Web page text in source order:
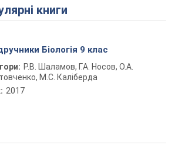
книги
Біологія 9 клас
Р.В. Шаламов, Г.А. Носов, О.А.
М.С. Каліберда
2017